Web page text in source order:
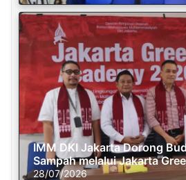
IMM DKI Jakarta Dorong
Sampah melalui Jakarta
28/07/2026